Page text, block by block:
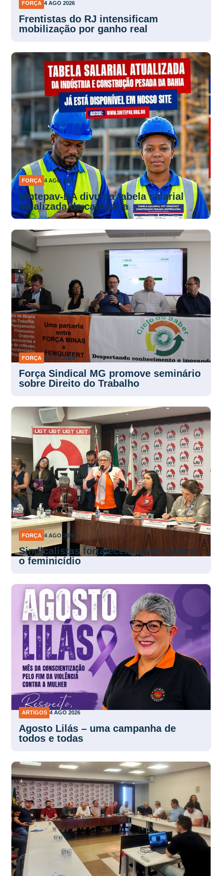
FORÇA 4 AGO 2026
Frentistas do RJ intensificam
mobilização por ganho real
FORÇA 4 AGO 2026
Sintepav-BA divulga tabela salarial
atualizada da categoria
FORÇA 4 AGO 2026
Força Sindical MG promove seminário
sobre Direito do Trabalho
FORÇA 4 AGO 2026
Sindicalistas fortalecem pacto contra
o feminicídio
ARTIGOS 4 AGO 2026
Agosto Lilás – uma campanha de
todos e todas